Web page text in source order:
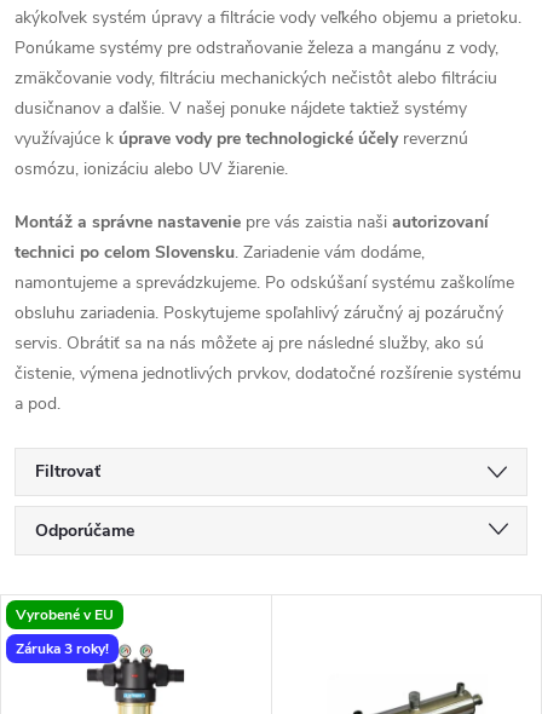
akýkoľvek systém úpravy a filtrácie vody veľkého objemu a prietoku.
Ponúkame systémy pre odstraňovanie železa a mangánu z vody,
zmäkčovanie vody, filtráciu mechanických nečistôt alebo filtráciu
dusičnanov a ďalšie. V našej ponuke nájdete taktiež systémy
využívajúce k úprave vody pre technologické účelyreverznú
osmózu, ionizáciu alebo UV žiarenie.
Montáž a správne nastavenie pre vás zaistia naši autorizovaní
technici po celom Slovensku. Zariadenie vám dodáme,
namontujeme a sprevádzkujeme. Po odskúšaní systému zaškolíme
obsluhu zariadenia. Poskytujeme spoľahlivý záručný aj pozáručný
servis. Obrátiť sa na nás môžete aj pre následné služby, ako sú
čistenie, výmena jednotlivých prvkov, dodatočné rozšírenie systému
a pod.
Filtrovať
R
a
d
Odporúčame
Najdrahšie
Najpredávanejšie
V
ý
Vyrobené v EU
Záruka 3 roky!